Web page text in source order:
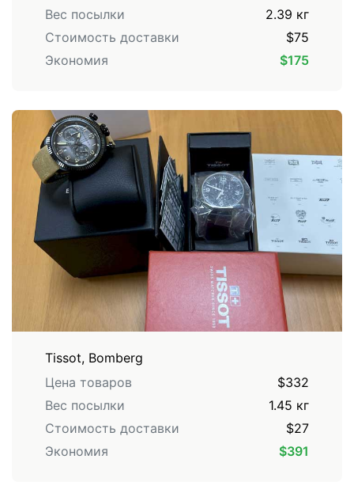
Вес посылки
2.39 кг
Стоимость доставки
$75
Экономия
$175
Tissot, Bomberg
Цена товаров
$332
Вес посылки
1.45 кг
Стоимость доставки
$27
Экономия
$391